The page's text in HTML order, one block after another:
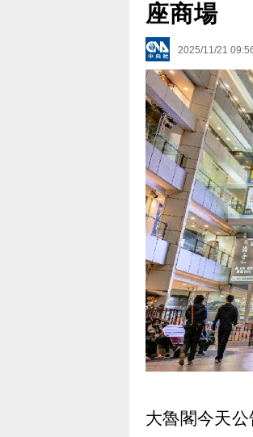
座商場
2025/11/21
大魯閣今天